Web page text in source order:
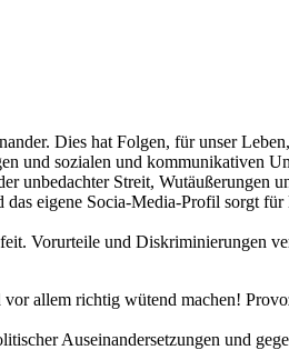
Dies hat Folgen, für unser
und sozialen und kommunikativen
unbedachter Streit, Wutäußerungen
eigene Socia-Media-Profil sorgt für
Vorurteile und Diskriminierungen
allem richtig wütend machen!
Auseinandersetzungen und